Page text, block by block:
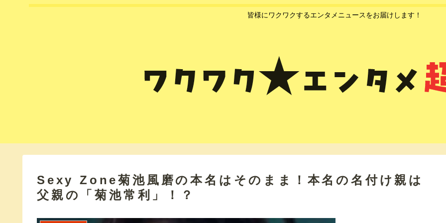
皆様にワクワクするエンタメニュースをお届けします！
Sexy Zone菊池風磨の本名はそのまま！本名の名付け親は
父親の「菊池常利」！？